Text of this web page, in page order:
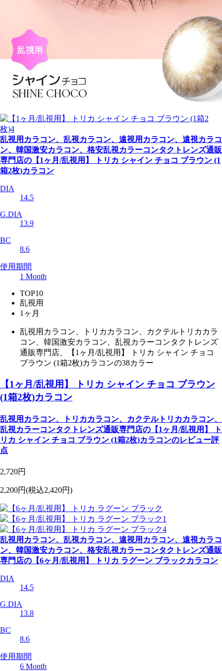
乱視用カラコン、乱視カラコン、遠視用カラコン、遠視カラコ
ン、韓国激安カラコン、格安乱視カラーコンタクトレンズ通販
専門店の【1ヶ月/乱視用】 トリカ シャイン チョコ ブラウン (1
箱2枚)カラコン
DIA
14.5
G.DIA
13.9
BC
8.6
使用期間
1 Month
TOP10
乱視用
1ヶ月
乱視用カラコン、トリカカラコン、カクテルトリカカラ
コン、韓国激安カラコン、乱視カラーコンタクトレンズ
通販専門店、【1ヶ月/乱視用】 トリカ シャイン チョコ
ブラウン (1箱2枚)カラコンの38カラー
【1ヶ月/乱視用】 トリカ シャイン チョコ ブラウン
(1箱2枚)カラコン
乱視用カラコン、トリカカラコン、カクテルトリカカラコン、
乱視カラーコンタクトレンズ通販専門店の【1ヶ月/乱視用】 ト
リカ シャイン チョコ ブラウン (1箱2枚)カラコンのレビュー評
点
2,720円
2,200円(税込2,420円)
乱視用カラコン、乱視カラコン、遠視用カラコン、遠視カラコ
ン、韓国激安カラコン、格安乱視カラーコンタクトレンズ通販
専門店の【6ヶ月/乱視用】 トリカ ラグーン ブラックカラコン
DIA
14.5
G.DIA
13.8
BC
8.6
使用期間
6 Month